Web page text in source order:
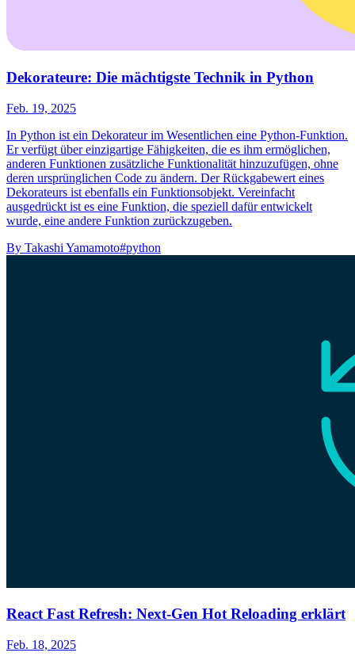
Dekorateure: Die mächtigste Technik in Python
Feb. 19, 2025
In Python ist ein Dekorateur im Wesentlichen eine Python-Funktion.
Er verfügt über einzigartige Fähigkeiten, die es ihm ermöglichen,
anderen Funktionen zusätzliche Funktionalität hinzuzufügen, ohne
deren ursprünglichen Code zu ändern. Der Rückgabewert eines
Dekorateurs ist ebenfalls ein Funktionsobjekt. Vereinfacht
ausgedrückt ist es eine Funktion, die speziell dafür entwickelt
wurde, eine andere Funktion zurückzugeben.
By Takashi Yamamoto#python
React Fast Refresh: Next-Gen Hot Reloading erklärt
Feb. 18, 2025